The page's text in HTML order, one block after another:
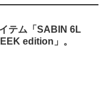
テム「SABIN 6L
edition」。